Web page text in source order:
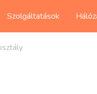
Szolgáltatások